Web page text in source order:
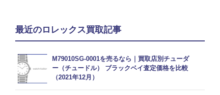
最近のロレックス買取記事
M79010SG-0001を売るなら｜買取店別チューダ
ー（チュードル） ブラックベイ査定価格を比較
（2021年12月）